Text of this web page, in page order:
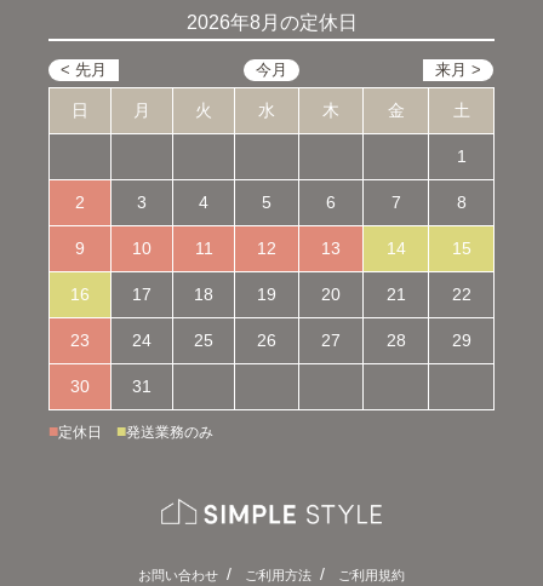
2026年8月の定休日
日 月 火 水 木 金 土
1
2 3 4 5 6 7 8
9 10 11 12 13 14 15
16 17 18 19 20 21 22
23 24 25 26 27 28 29
30 31
■定休日 ■発送業務のみ
お問い合わせ ご利用方法 ご利用規約